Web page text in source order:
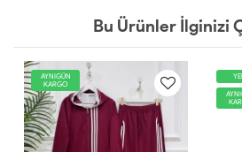
Bu Ürünler İlginizi
AYNIGÜN
KARGO